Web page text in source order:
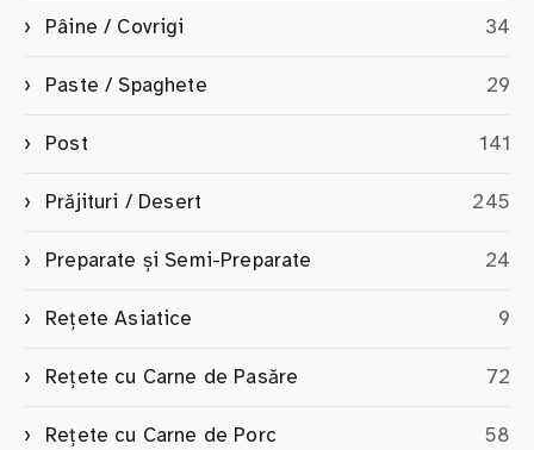
Pâine / Covrigi 34
Paste / Spaghete 29
Post 141
Prăjituri / Desert 245
Preparate și Semi-Preparate 24
Rețete Asiatice 9
Rețete cu Carne de Pasăre 72
Rețete cu Carne de Porc 58